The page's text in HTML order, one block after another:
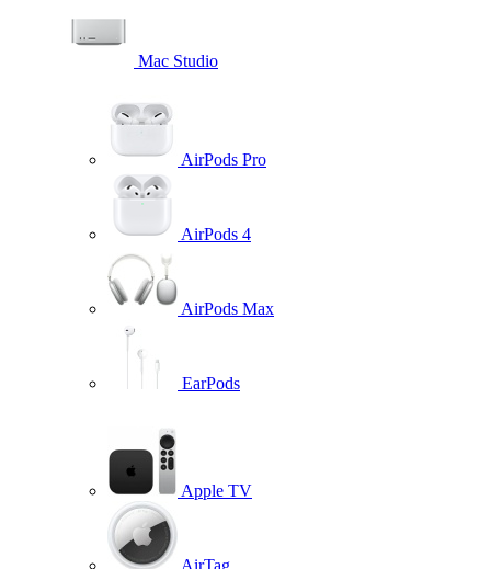
Mac Studio
AirPods Pro
AirPods 4
AirPods Max
EarPods
Apple TV